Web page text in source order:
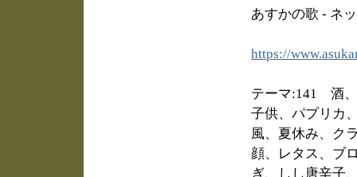
あすかの歌 - ネ
https://
テーマ:141 酒、
子供、パプリカ
風、夏休み、ク
顔、レタス、ブ
ぎ、しし唐辛子